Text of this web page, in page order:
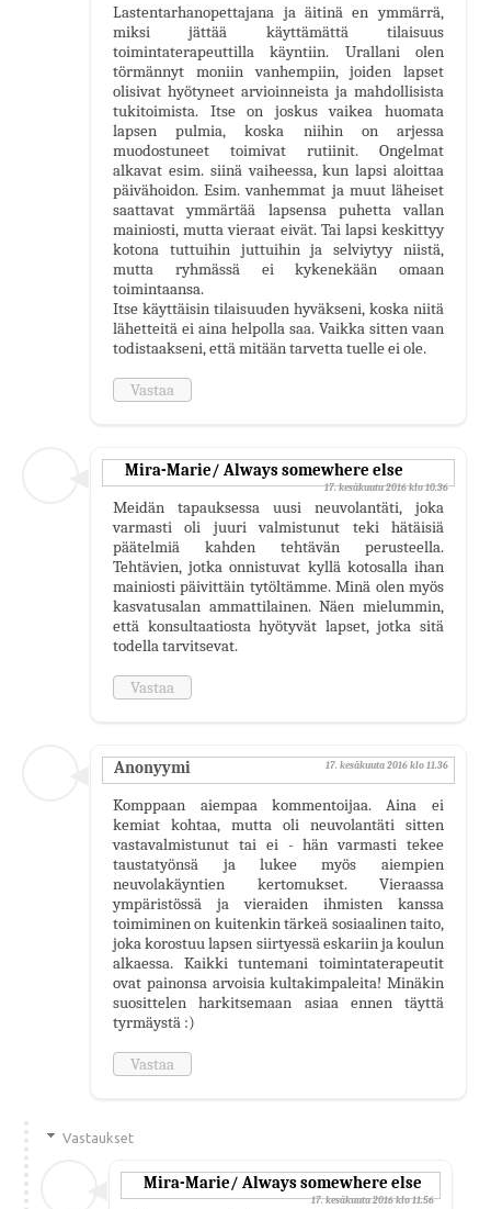
Lastentarhanopettajana ja äitinä en ymmärrä,
miksi jättää käyttämättä tilaisuus
toimintaterapeuttilla käyntiin. Urallani olen
törmännyt moniin vanhempiin, joiden lapset
olisivat hyötyneet arvioinneista ja mahdollisista
tukitoimista. Itse on joskus vaikea huomata
lapsen pulmia, koska niihin on arjessa
muodostuneet toimivat rutiinit. Ongelmat
alkavat esim. siinä vaiheessa, kun lapsi aloittaa
päivähoidon. Esim. vanhemmat ja muut läheiset
saattavat ymmärtää lapsensa puhetta vallan
mainiosti, mutta vieraat eivät. Tai lapsi keskittyy
kotona tuttuihin juttuihin ja selviytyy niistä,
mutta ryhmässä ei kykenekään omaan
toimintaansa.
Itse käyttäisin tilaisuuden hyväkseni, koska niitä
lähetteitä ei aina helpolla saa. Vaikka sitten vaan
todistaakseni, että mitään tarvetta tuelle ei ole.
Vastaa
Mira-Marie/ Always somewhere else
17. kesäkuuta 2016 klo 10.36
Meidän tapauksessa uusi neuvolantäti, joka
varmasti oli juuri valmistunut teki hätäisiä
päätelmiä kahden tehtävän perusteella.
Tehtävien, jotka onnistuvat kyllä kotosalla ihan
mainiosti päivittäin tytöltämme. Minä olen myös
kasvatusalan ammattilainen. Näen mielummin,
että konsultaatiosta hyötyvät lapset, jotka sitä
todella tarvitsevat.
Vastaa
Anonyymi 17. kesäkuuta 2016 klo 11.36
Komppaan aiempaa kommentoijaa. Aina ei
kemiat kohtaa, mutta oli neuvolantäti sitten
vastavalmistunut tai ei - hän varmasti tekee
taustatyönsä ja lukee myös aiempien
neuvolakäyntien kertomukset. Vieraassa
ympäristössä ja vieraiden ihmisten kanssa
toimiminen on kuitenkin tärkeä sosiaalinen taito,
joka korostuu lapsen siirtyessä eskariin ja koulun
alkaessa. Kaikki tuntemani toimintaterapeutit
ovat painonsa arvoisia kultakimpaleita! Minäkin
suosittelen harkitsemaan asiaa ennen täyttä
tyrmäystä :)
Vastaa
Vastaukset
Mira-Marie/ Always somewhere else
17. kesäkuuta 2016 klo 11.56